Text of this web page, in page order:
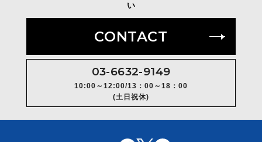
の
に
い
CONTACT
03-6632-9149
10:00～12:00/13：00～18：00
(土日祝休)